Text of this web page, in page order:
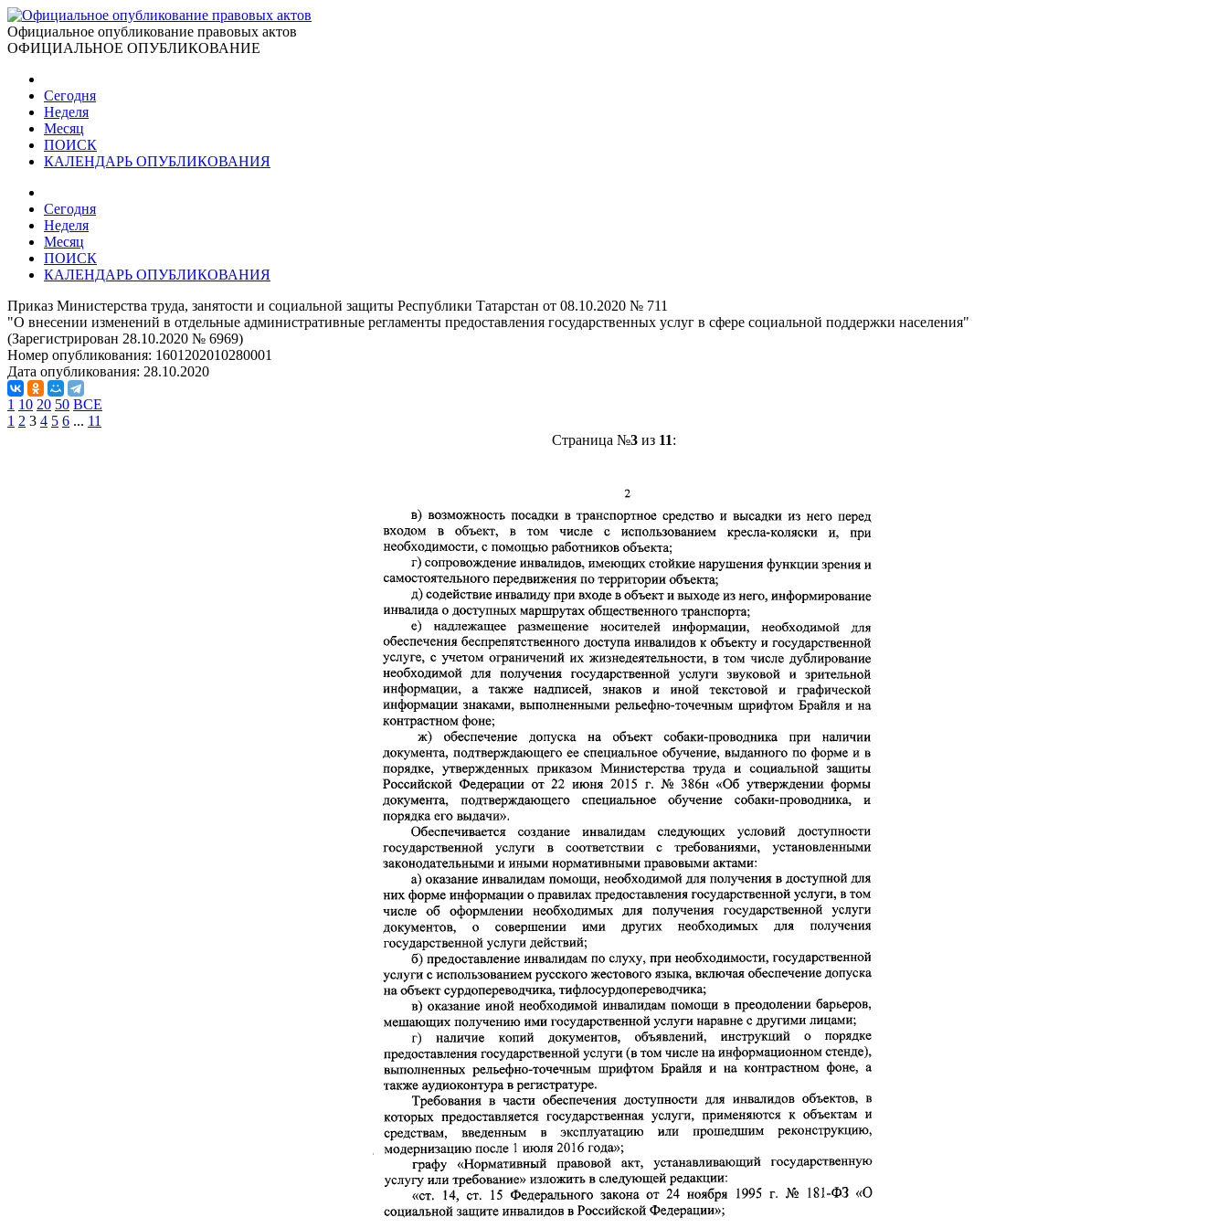
Официальное опубликование правовых актов
ОФИЦИАЛЬНОЕ ОПУБЛИКОВАНИЕ
Сегодня
Неделя
Месяц
ПОИСК
КАЛЕНДАРЬ ОПУБЛИКОВАНИЯ
Сегодня
Неделя
Месяц
ПОИСК
КАЛЕНДАРЬ ОПУБЛИКОВАНИЯ
Приказ Министерства труда, занятости и социальной защиты Республики Татарстан от 08.10.2020 № 711
"О внесении изменений в отдельные административные регламенты предоставления государственных услуг в сфере социальной поддержки населения"
(Зарегистрирован 28.10.2020 № 6969)
Номер опубликования: 1601202010280001
Дата опубликования: 28.10.2020
1 10 20 50 ВСЕ
1 2 3 4 5 6 ... 11
Страница №3 из 11: